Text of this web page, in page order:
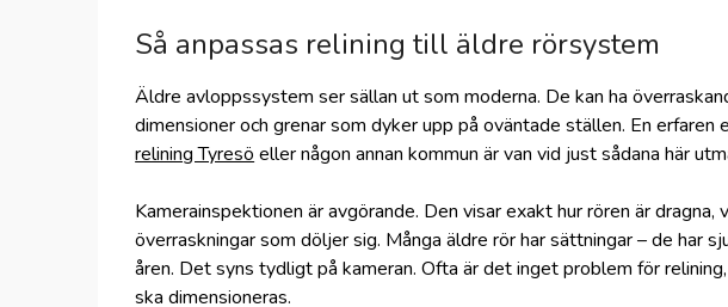
Så anpassas relining till äldre rörsystem
Äldre avloppssystem ser sällan ut som moderna. De kan ha
dimensioner och grenar som dyker upp på oväntade ställen. En erfaren
relining Tyresö eller någon annan kommun är van vid just sådana här
Kamerainspektionen är avgörande. Den visar exakt hur rören är dragna,
överraskningar som döljer sig. Många äldre rör har sättningar – de har
åren. Det syns tydligt på kameran. Ofta är det inget problem för
ska dimensioneras.